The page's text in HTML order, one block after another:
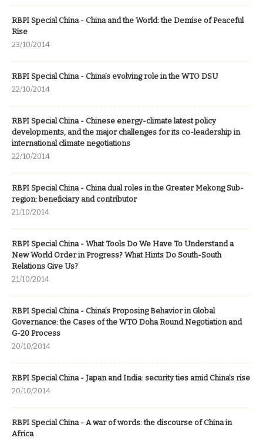
RBPI Special China - China and the World: the Demise of Peaceful
Rise
23/10/2014
RBPI Special China - China’s evolving role in the WTO DSU
22/10/2014
RBPI Special China - Chinese energy-climate latest policy
developments, and the major challenges for its co-leadership in
international climate negotiations
22/10/2014
RBPI Special China - China dual roles in the Greater Mekong Sub-
region: beneficiary and contributor
21/10/2014
RBPI Special China - What Tools Do We Have To Understand a
New World Order in Progress? What Hints Do South-South
Relations Give Us?
21/10/2014
RBPI Special China - China’s Proposing Behavior in Global
Governance: the Cases of the WTO Doha Round Negotiation and
G-20 Process
20/10/2014
RBPI Special China - Japan and India: security ties amid China’s rise
20/10/2014
RBPI Special China - A war of words: the discourse of China in
Africa